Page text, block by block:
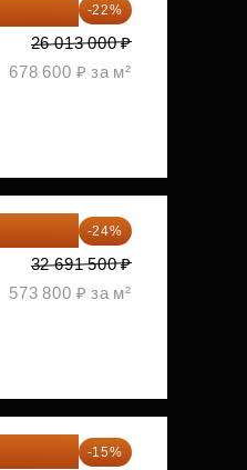
-22%
26 013 000 ₽
678 600 ₽ за м²
-24%
32 691 500 ₽
573 800 ₽ за м²
-15%